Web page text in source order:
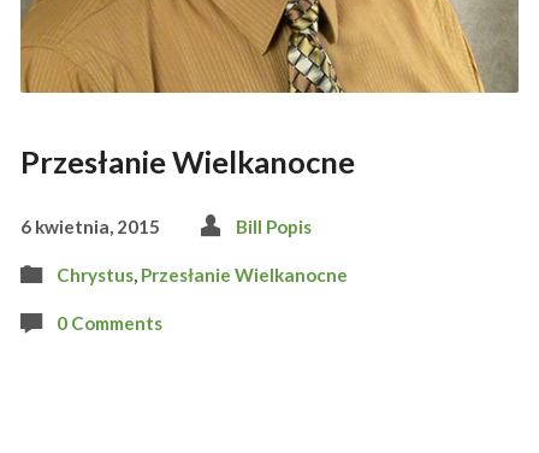
Przesłanie Wielkanocne
6 kwietnia, 2015 Bill Popis
Chrystus, Przesłanie Wielkanocne
0 Comments